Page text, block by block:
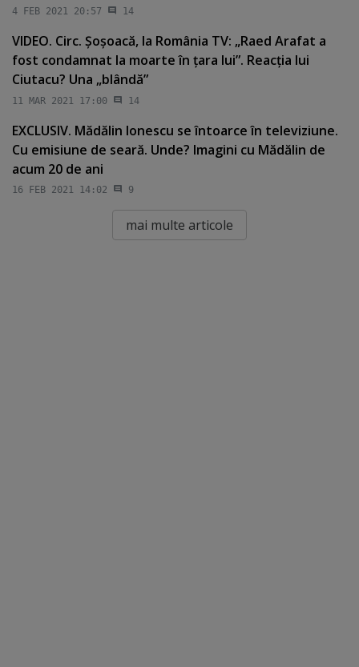
4 FEB 2021 20:57 14
VIDEO. Circ. Şoşoacă, la România TV: „Raed Arafat a
fost condamnat la moarte în ţara lui”. Reacţia lui
Ciutacu? Una „blândă”
11 MAR 2021 17:00 14
EXCLUSIV. Mădălin Ionescu se întoarce în televiziune.
Cu emisiune de seară. Unde? Imagini cu Mădălin de
acum 20 de ani
16 FEB 2021 14:02 9
mai multe articole